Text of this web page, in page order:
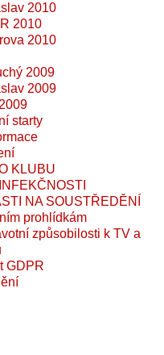
2010
2010
2010
2009
2009
starty
KLUBU
NA SOUSTŘEDĚNÍ
prohlídkám
způsobilosti k TV a
GDPR